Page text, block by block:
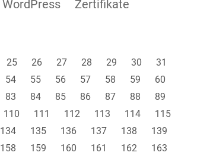
WordPress Zertifikate
25 26 27 28 29 30
31
54 55 56 57 58 59
60
83 84 85 86 87 88
89
110 111 112 113 114
115
134 135 136 137 138
139
158 159 160 161 162
163